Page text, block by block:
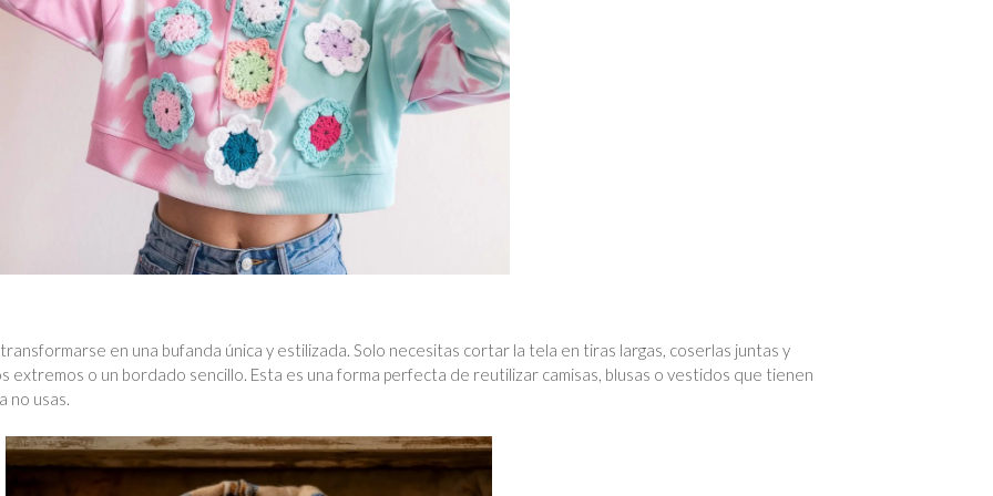
en una bufanda única y estilizada. Solo necesitas cortar la tela en tiras largas, coserlas juntas y
extremos o un bordado sencillo. Esta es una forma perfecta de reutilizar camisas, blusas o vestidos que tienen
no usas.